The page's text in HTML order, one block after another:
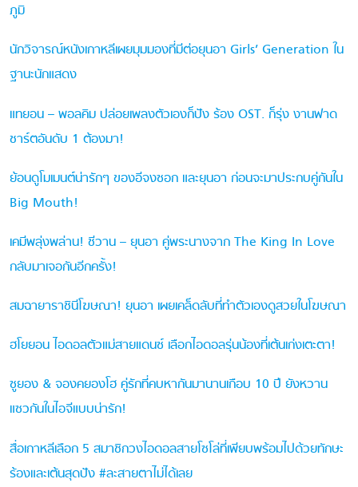
ภูมิ
นักวิจารณ์หนังเกาหลีเผยมุมมองที่มีต่อยุนอา Girls’ Generation ใน
ฐานะนักแสดง
แทยอน – พอลคิม ปล่อยเพลงตัวเองก็ปัง ร้อง OST. ก็รุ่ง งานฟาด
ชาร์ตอันดับ 1 ต้องมา!
ย้อนดูโมเมนต์น่ารักๆ ของอีจงซอก และยุนอา ก่อนจะมาประกบคู่กันใน
Big Mouth!
เคมีพลุ่งพล่าน! ชีวาน – ยุนอา คู่พระนางจาก The King In Love
กลับมาเจอกันอีกครั้ง!
สมฉายาราชินีโฆษณา! ยุนอา เผยเคล็ดลับที่ทำตัวเองดูสวยในโฆษณา
ฮโยยอน ไอดอลตัวแม่สายแดนซ์ เลือกไอดอลรุ่นน้องที่เต้นเก่งเตะตา!
ซูยอง & จองคยองโฮ คู่รักที่คบหากันมานานเกือบ 10 ปี ยังหวาน
แซวกันในไอจีแบบน่ารัก!
สื่อเกาหลีเลือก 5 สมาชิกวงไอดอลสายโซโล่ที่เพียบพร้อมไปด้วยทักษะ
ร้องและเต้นสุดปัง #ละสายตาไม่ได้เลย